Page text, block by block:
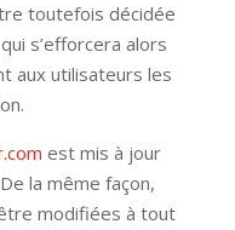
toutefois décidée
s’efforcera alors
aux utilisateurs les
est mis à jour
la même façon,
modifiées à tout